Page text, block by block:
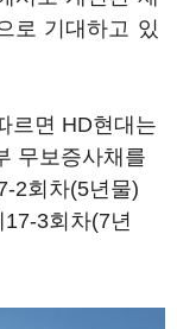
로 기대하고 있
르면 HD현대는
무보증사채를
2회차(5년물)
3회차(7년